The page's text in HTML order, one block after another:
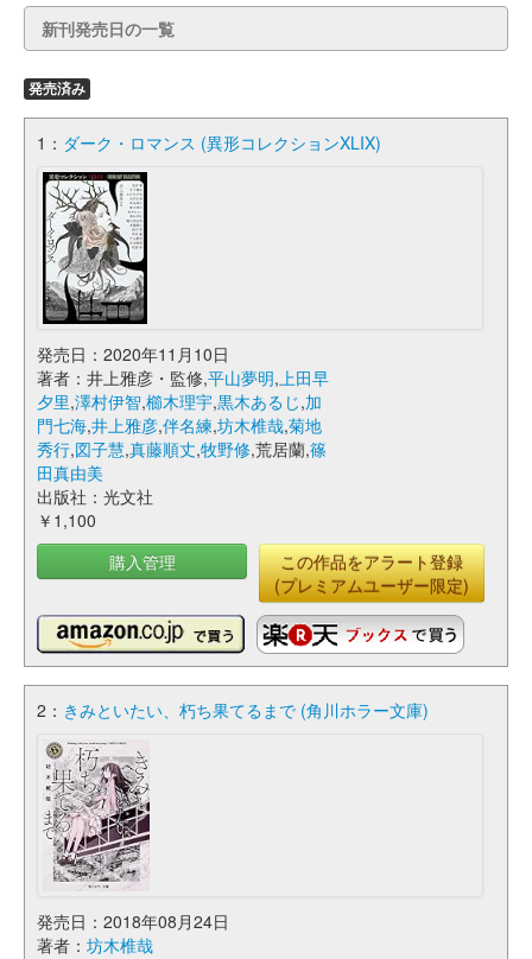
新刊発売日の一覧
発売済み
1： ダーク・ロマンス (異形コレクションXLIX)
発売日：2020年11月10日
著者：井上雅彦・監修,平山夢明,上田早
夕里,澤村伊智,櫛木理宇,黒木あるじ,加
門七海,井上雅彦,伴名練,坊木椎哉,菊地
秀行,図子慧,真藤順丈,牧野修,荒居蘭,篠
田真由美
出版社：光文社
￥1,100
購入管理
この作品をアラート登録
(プレミアムユーザー限定)
2： きみといたい、朽ち果てるまで (角川ホラー文庫)
発売日：2018年08月24日
著者： 坊木椎哉